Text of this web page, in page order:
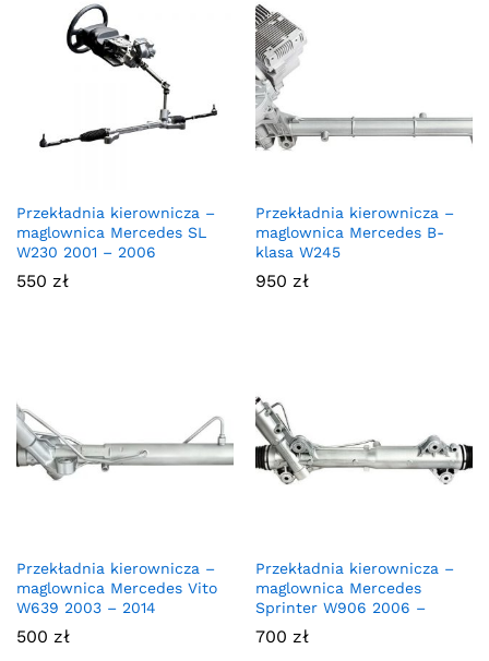
Przekładnia kierownicza –
maglownica Mercedes SL
W230 2001 – 2006
550 zł
Przekładnia kierownicza –
maglownica Mercedes B-
klasa W245
950 zł
Przekładnia kierownicza –
maglownica Mercedes Vito
W639 2003 – 2014
500 zł
Przekładnia kierownicza –
maglownica Mercedes
Sprinter W906 2006 –
700 zł